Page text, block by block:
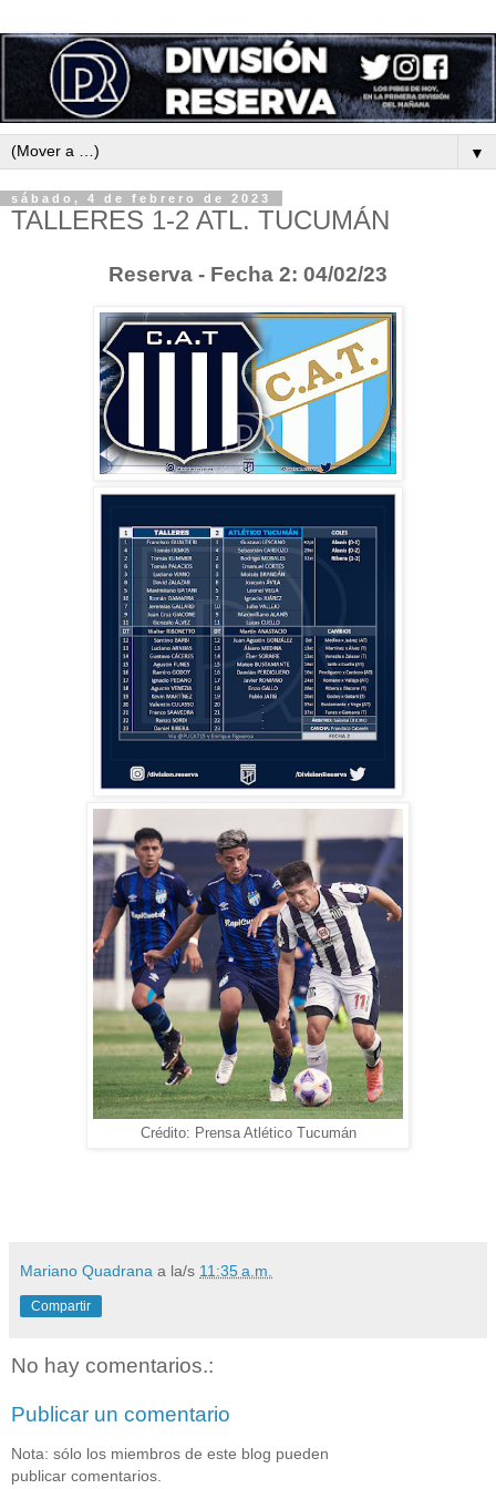
▼
sábado, 4 de febrero de 2023
TALLERES 1-2 ATL. TUCUMÁN
Reserva - Fecha 2: 04/02/23
Crédito: Prensa Atlético Tucumán
Mariano Quadrana a la/s 11:35 a.m.
Compartir
No hay comentarios.:
Publicar un comentario
Nota: sólo los miembros de este blog pueden
publicar comentarios.